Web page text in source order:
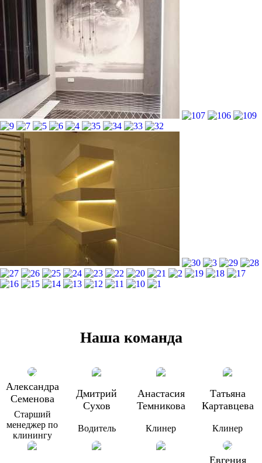
Наша команда
Александра
Семенова
Старший
менеджер по
клинингу
Дмитрий
Сухов
Водитель
Анастасия
Темникова
Клинер
Татьяна
Картавцева
Клинер
Евгения